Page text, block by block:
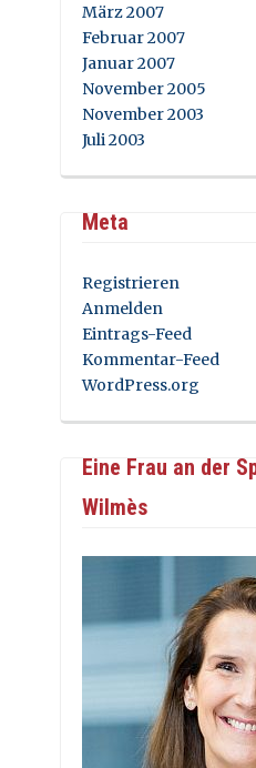
März 2007
Februar 2007
Januar 2007
November 2005
November 2003
Juli 2003
Meta
Registrieren
Anmelden
Eintrags-Feed
Kommentar-Feed
WordPress.org
Eine Frau an der
Wilmès